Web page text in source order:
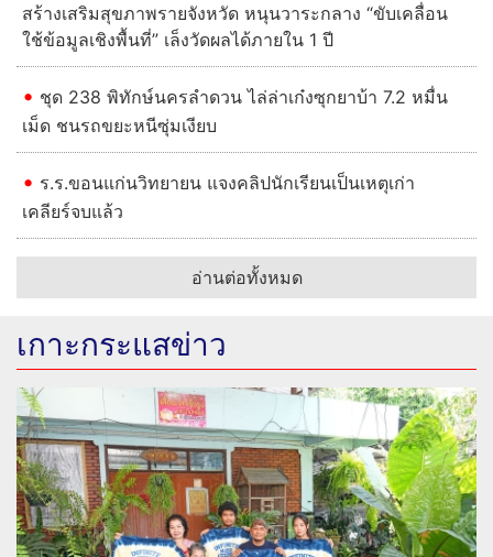
สร้างเสริมสุขภาพรายจังหวัด หนุนวาระกลาง “ขับเคลื่อน
ใช้ข้อมูลเชิงพื้นที่” เล็งวัดผลได้ภายใน 1 ปี
ชุด 238 พิทักษ์นครลำดวน ไล่ล่าเก๋งซุกยาบ้า 7.2 หมื่น
เม็ด ชนรถขยะหนีซุ่มเงียบ
ร.ร.ขอนแก่นวิทยายน แจงคลิปนักเรียนเป็นเหตุเก่า
เคลียร์จบแล้ว
อ่านต่อทั้งหมด
เกาะกระแสข่าว